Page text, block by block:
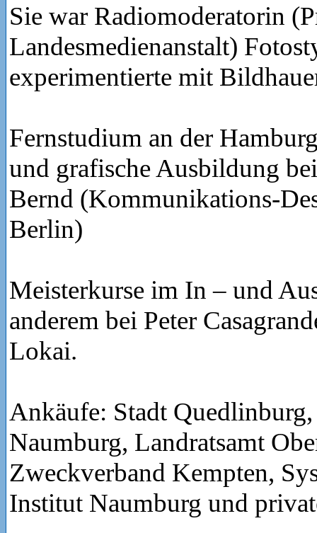
Sie war Radiomoderatorin
Landesmedienanstalt)
experimentierte mit
Fernstudium an der
und grafische Ausbildung
Bernd (Kommunikations-
Berlin)
Meisterkurse im In – und
anderem bei Peter
Lokai.
Ankäufe: Stadt
Naumburg, Landratsamt
Zweckverband Kempten,
Institut Naumburg und